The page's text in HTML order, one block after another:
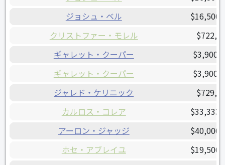
ジョシュ・ベル
クリストファー・モレル
ギャレット・クーパー
ギャレット・クーパー
ジャレド・ケリニック
カルロス・コレア
アーロン・ジャッジ
ホセ・アブレイユ